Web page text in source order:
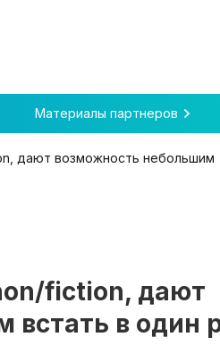
Материалы партнеров
дают возможность небольшим
fiction, дают
встать в один